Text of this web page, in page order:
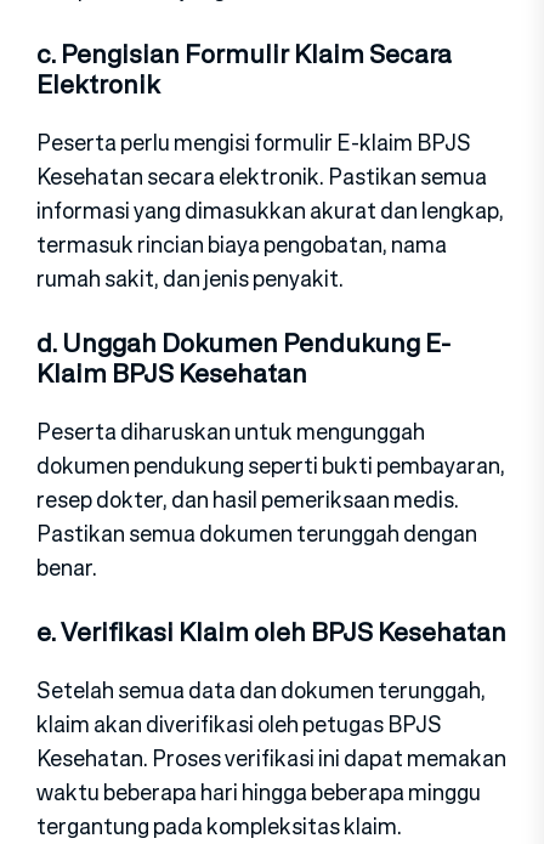
c. Pengisian Formulir Klaim Secara
Elektronik
Peserta perlu mengisi formulir E-klaim BPJS
Kesehatan secara elektronik. Pastikan semua
informasi yang dimasukkan akurat dan lengkap,
termasuk rincian biaya pengobatan, nama
rumah sakit, dan jenis penyakit.
d. Unggah Dokumen Pendukung E-
Klaim BPJS Kesehatan
Peserta diharuskan untuk mengunggah
dokumen pendukung seperti bukti pembayaran,
resep dokter, dan hasil pemeriksaan medis.
Pastikan semua dokumen terunggah dengan
benar.
e. Verifikasi Klaim oleh BPJS Kesehatan
Setelah semua data dan dokumen terunggah,
klaim akan diverifikasi oleh petugas BPJS
Kesehatan. Proses verifikasi ini dapat memakan
waktu beberapa hari hingga beberapa minggu
tergantung pada kompleksitas klaim.